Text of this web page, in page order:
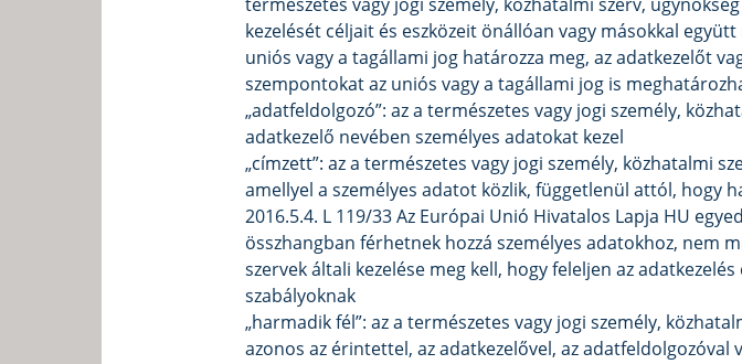
kezelését céljait és eszközeit önállóan vagy másokkal
uniós vagy a tagállami jog határozza meg, az adatkezelőt
szempontokat az uniós vagy a tagállami jog is
„adatfeldolgozó”: az a természetes vagy jogi személy,
adatkezelő nevében személyes adatokat kezel
„címzett”: az a természetes vagy jogi személy, közhatalmi
amellyel a személyes adatot közlik, függetlenül attól, hogy
2016.5.4. L 119/33 Az Európai Unió Hivatalos Lapja HU
összhangban férhetnek hozzá személyes adatokhoz, nem
szervek általi kezelése meg kell, hogy feleljen az
szabályoknak
„harmadik fél”: az a természetes vagy jogi személy,
azonos az érintettel, az adatkezelővel, az adatfeldolgozóval